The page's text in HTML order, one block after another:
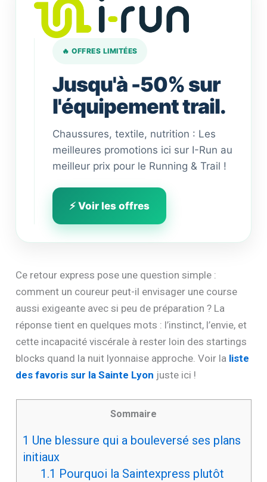
🔥 OFFRES LIMITÉES
Jusqu'à -50% sur
l'équipement trail.
Chaussures, textile, nutrition : Les
meilleures promotions ici sur I-Run au
meilleur prix pour le Running & Trail !
⚡ Voir les offres
Ce retour express pose une question simple :
comment un coureur peut-il envisager une course
aussi exigeante avec si peu de préparation ? La
réponse tient en quelques mots : l’instinct, l’envie, et
cette incapacité viscérale à rester loin des startings
blocks quand la nuit lyonnaise approche. Voir la liste
des favoris sur la Sainte Lyon juste ici !
Sommaire
1 Une blessure qui a bouleversé ses plans
initiaux
1.1 Pourquoi la Saintexpress plutôt